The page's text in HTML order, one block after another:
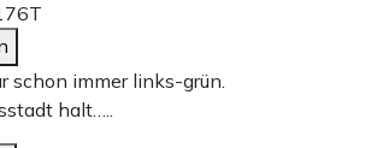
schon immer links-grün.
halt…..